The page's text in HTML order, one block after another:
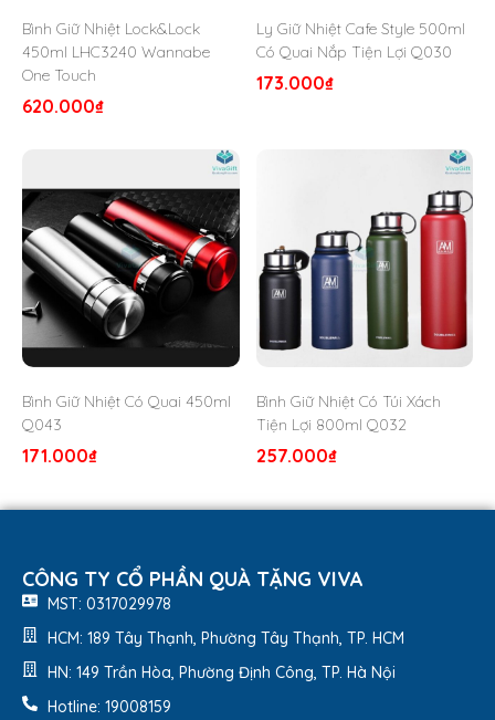
2245197
Cấu tạo vỏ bình: 3 lớp
Lớp trong cùng là inox 304
Giữa là môi trường chân không
Lớp ngoài cùng là inox 304
Giữ nhiệt 8- 12h
Xuất xứ: Cộng Hòa Séc
Bình Giữ Nhiệt Lock&Lock
450ml LHC3240 Wannabe
One Touch
620.000₫
Ly Giữ Nhiệt Cafe Style 500ml
Có Quai Nắp Tiện Lợi Q030
173.000₫
Bình Giữ Nhiệt Có Quai 450ml
Q043
171.000₫
Bình Giữ Nhiệt Có Túi Xách
Tiện Lợi 800ml Q032
257.000₫
CÔNG TY CỔ PHẦN QUÀ TẶNG VIVA
MST: 0317029978
HCM: 189 Tây Thạnh, Phường Tây Thạnh, TP. HCM
HN: 149 Trần Hòa, Phường Định Công, TP. Hà Nội
Hotline: 19008159